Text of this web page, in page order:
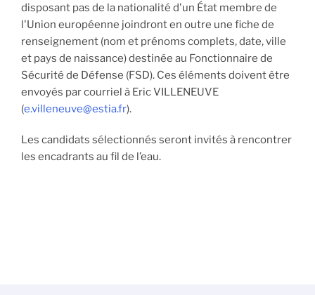
disposant pas de la nationalité d'un État membre de
l'Union européenne joindront en outre une fiche de
renseignement (nom et prénoms complets, date, ville
et pays de naissance) destinée au Fonctionnaire de
Sécurité de Défense (FSD). Ces éléments doivent être
envoyés par courriel à Eric VILLENEUVE
(e.villeneuve@estia.fr).
Les candidats sélectionnés seront invités à rencontrer
les encadrants au fil de l’eau.